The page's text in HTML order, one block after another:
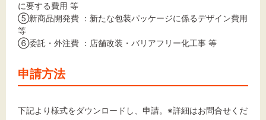
に要する費用 等
⑤新商品開発費 ：新たな包装パッケージに係るデザイン費用
等
⑥委託・外注費 ：店舗改装・バリアフリー化工事 等
申請方法
下記より様式をダウンロードし、申請。※詳細はお問合せくだ